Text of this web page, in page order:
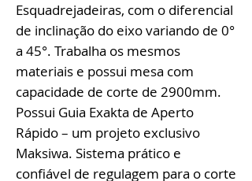
Esquadrejadeiras, com o diferencial
de inclinação do eixo variando de 0°
a 45°. Trabalha os mesmos
materiais e possui mesa com
capacidade de corte de 2900mm.
Possui Guia Exakta de Aperto
Rápido – um projeto exclusivo
Maksiwa. Sistema prático e
confiável de regulagem para o corte